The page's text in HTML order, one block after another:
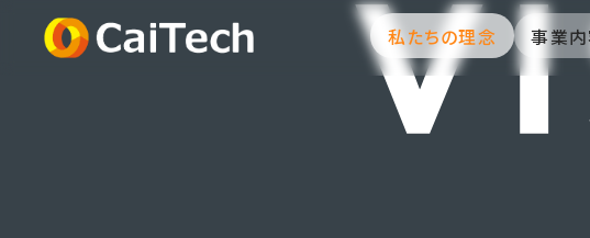
私たちの理念 事業内